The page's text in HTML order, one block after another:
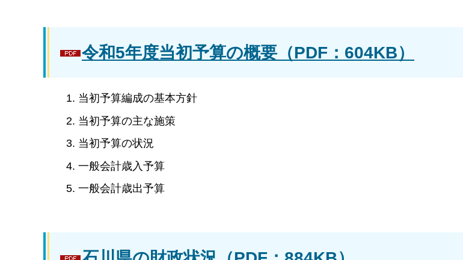
令和5年度当初予算の概要（PDF：604KB）
当初予算編成の基本方針
当初予算の主な施策
当初予算の状況
一般会計歳入予算
一般会計歳出予算